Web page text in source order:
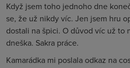
Když jsem toho jednoho dne
se, že už nikdy víc. Jen jsem hru
dostali na špici. O důvod víc už to
dneška. Sakra práce.
Kamarádka mi poslala odkaz na